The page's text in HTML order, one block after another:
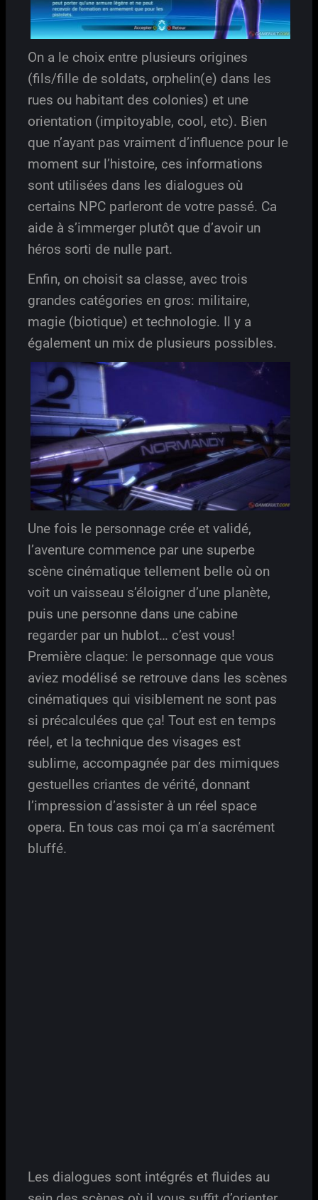
On a le choix entre plusieurs origines
(fils/fille de soldats, orphelin(e) dans les
rues ou habitant des colonies) et une
orientation (impitoyable, cool, etc). Bien
que n’ayant pas vraiment d’influence pour le
moment sur l’histoire, ces informations
sont utilisées dans les dialogues où
certains NPC parleront de votre passé. Ca
aide à s’immerger plutôt que d’avoir un
héros sorti de nulle part.
Enfin, on choisit sa classe, avec trois
grandes catégories en gros: militaire,
magie (biotique) et technologie. Il y a
également un mix de plusieurs possibles.
Une fois le personnage crée et validé,
l’aventure commence par une superbe
scène cinématique tellement belle où on
voit un vaisseau s’éloigner d’une planète,
puis une personne dans une cabine
regarder par un hublot… c’est vous!
Première claque: le personnage que vous
aviez modélisé se retrouve dans les scènes
cinématiques qui visiblement ne sont pas
si précalculées que ça! Tout est en temps
réel, et la technique des visages est
sublime, accompagnée par des mimiques
gestuelles criantes de vérité, donnant
l’impression d’assister à un réel space
opera. En tous cas moi ça m’a sacrément
bluffé.
Les dialogues sont intégrés et fluides au